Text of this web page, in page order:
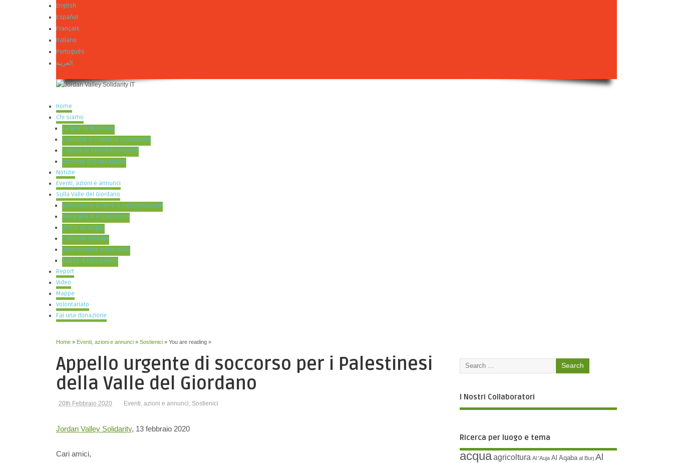
English
Español
Français
Italiano
Português
العربية
Home
Chi siamo
La Nostra Missione
Costruire in maniera sostenibile
L’Opera di Sensibilizzazione
Accesso all’Educazione
Notizie
Eventi, azioni e annunci
Sulla Valle del Giordano
Sottrazione di terre & colonizzazione
Geografia & Popolazione
Diritto all’acqua
Controllo militare
Un’economia vulnerabile
Salute & Educazione
Report
Video
Mappe
Volontariato
Fai una donazione
Home » Eventi, azioni e annunci » Sostienici » You are reading »
Appello urgente di soccorso per i Palestinesi
della Valle del Giordano
20th Febbraio 2020 Eventi, azioni e annunci, Sostienici
Jordan Valley Solidarity, 13 febbraio 2020
Cari amici,
I Nostri Collaboratori
Ricerca per luogo e tema
acquaagricoltura Al 'Auja Al Aqaba al Burj Al